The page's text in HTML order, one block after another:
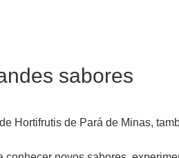
sabores
Hortifrutis de Pará de Minas,